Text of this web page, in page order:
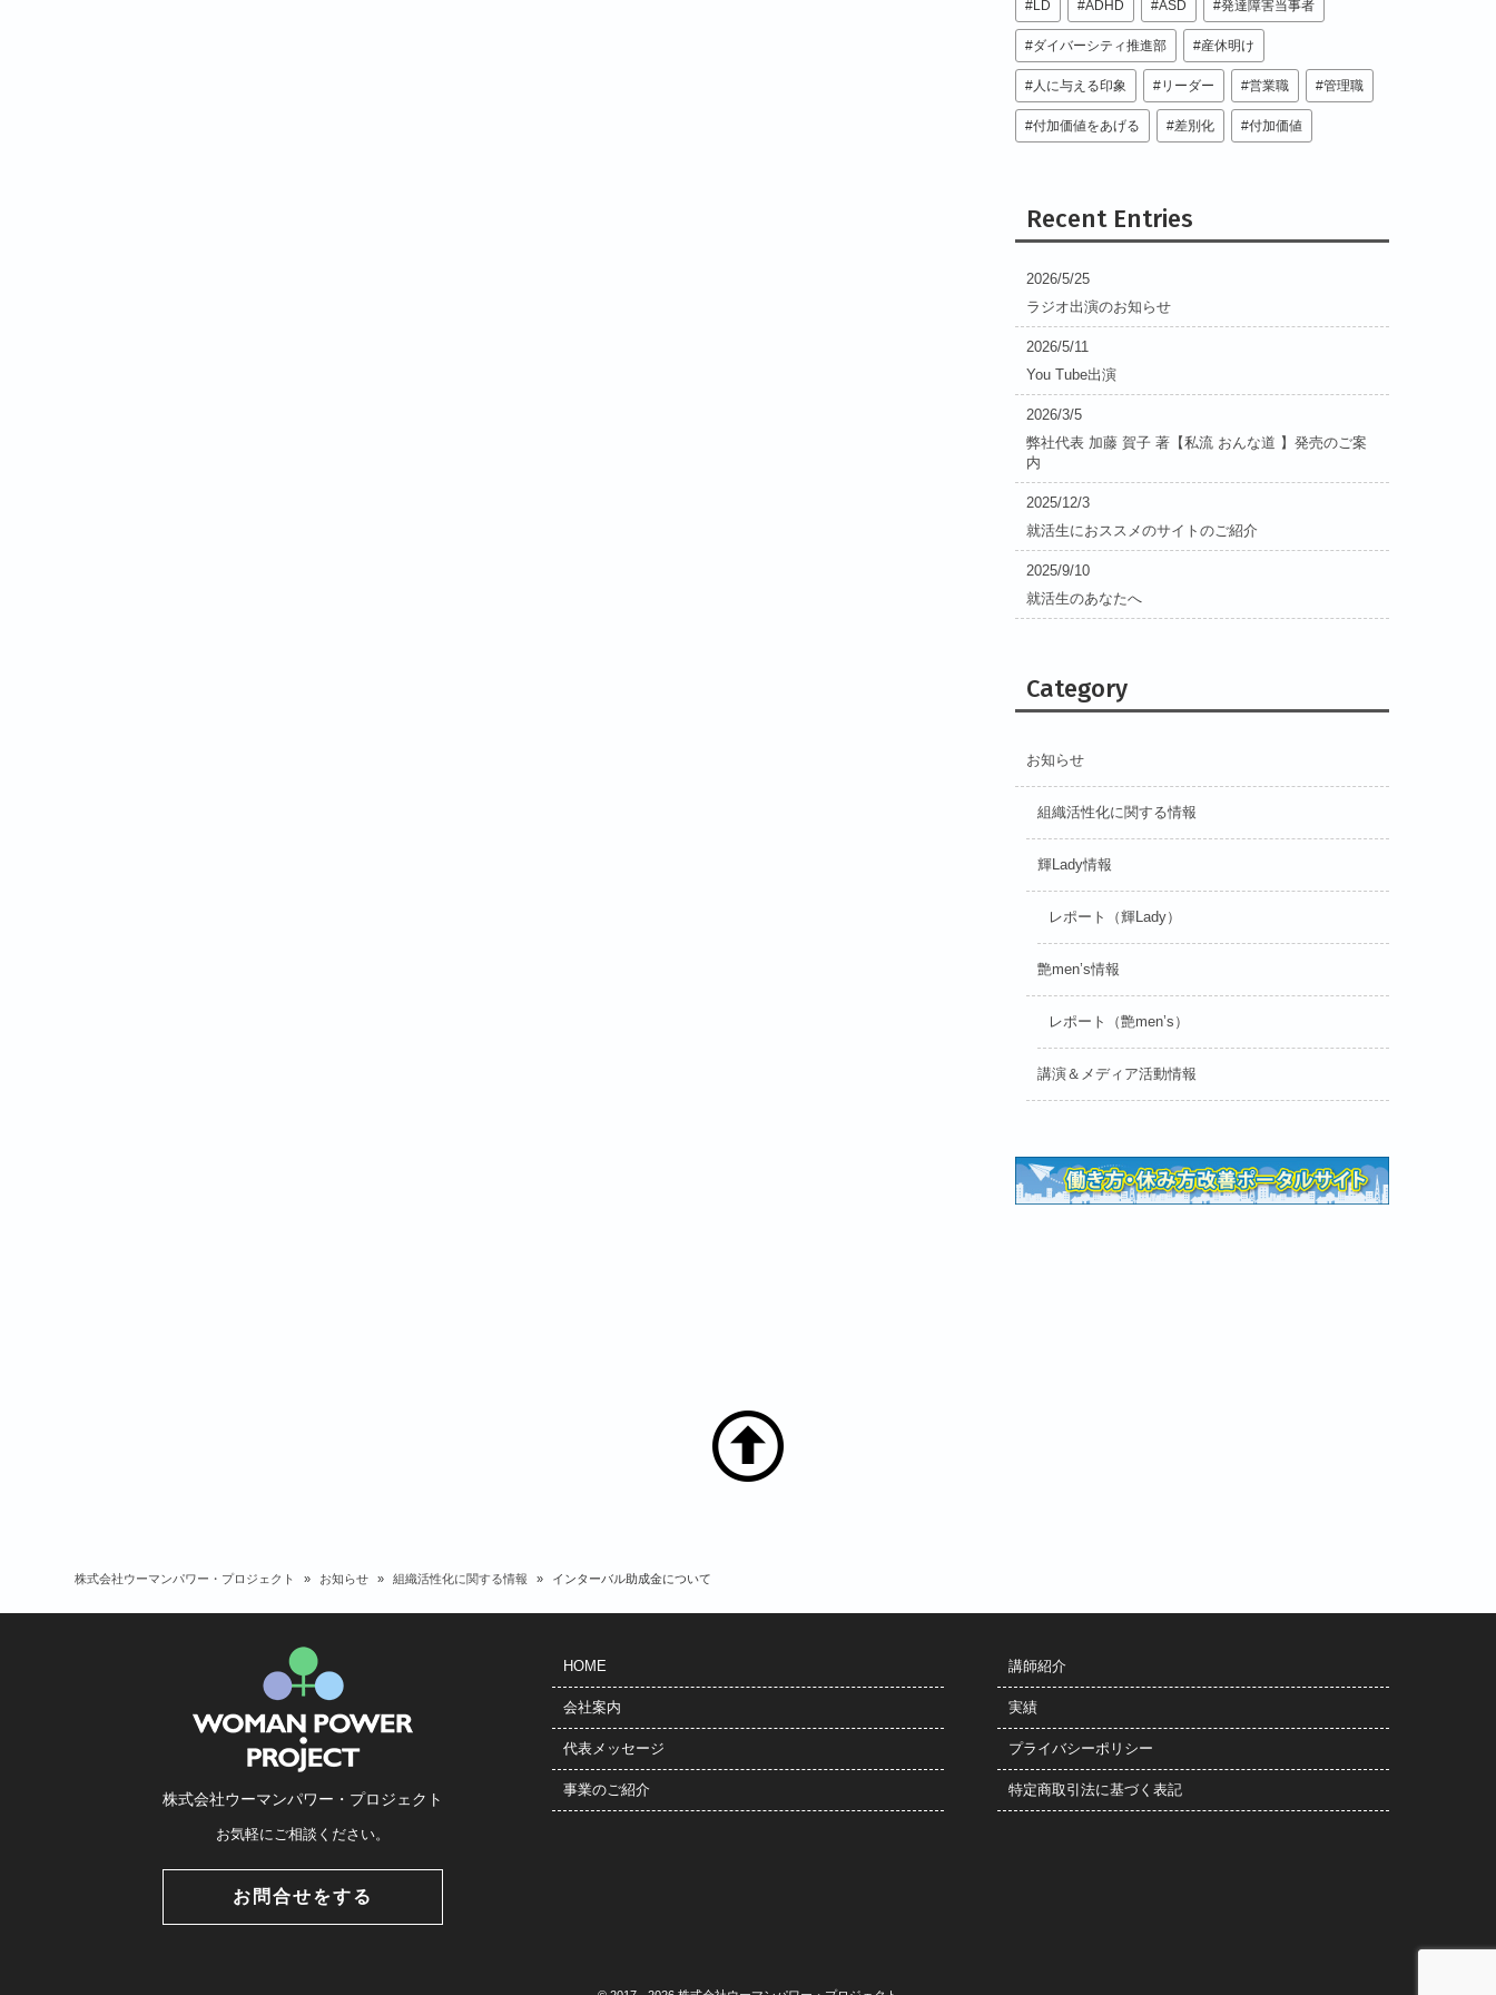
LD ADHD ASD 発達障害当事者
ダイバーシティ推進部 産休明け
人に与える印象 リーダー 営業職 管理職
付加価値をあげる 差別化 付加価値
Recent Entries
2026/5/25
ラジオ出演のお知らせ
2026/5/11
You Tube出演
2026/3/5
弊社代表 加藤 賀子 著【私流 おんな道 】発売のご案
内
2025/12/3
就活生におススメのサイトのご紹介
2025/9/10
就活生のあなたへ
Category
お知らせ
組織活性化に関する情報
輝Lady情報
レポート（輝Lady）
艶men’s情報
レポート（艶men’s）
講演＆メディア活動情報
株式会社ウーマンパワー・プロジェクト » お知らせ » 組織活性化に関する情報 » インターバル助成金について
株式会社ウーマンパワー・プロジェクト
お気軽にご相談ください。
お問合せをする
HOME
会社案内
代表メッセージ
事業のご紹介
講師紹介
実績
プライバシーポリシー
特定商取引法に基づく表記